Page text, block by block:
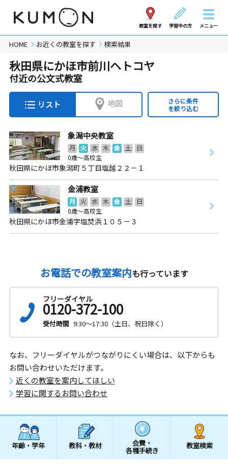
教室を探す 学習中の方 メニュー
HOME お近くの教室を探す 検索結果
秋田県にかほ市前川ヘトコヤ
付近の公文式教室
リスト 地図
さらに条件
を絞り込む
象潟中央教室
月 火 水 木 金 土
日
0歳～高校生
秋田県にかほ市象潟町５丁目塩越２２－１
金浦教室
月 火 水 木 金 土
日
0歳～高校生
秋田県にかほ市金浦字塩焚浜１０５－３
お電話での教室案内も行っています
フリーダイヤル
0120-372-100
受付時間 9:30～17:30（土日、祝日除く）
なお、フリーダイヤルがつながりにくい場合は、以下からも
お問い合わせいただけます。
近くの教室を案内してほしい
学習に関するお問い合わせ
年齢・学年 教科・教材 会費・
各種手続き
教室検索